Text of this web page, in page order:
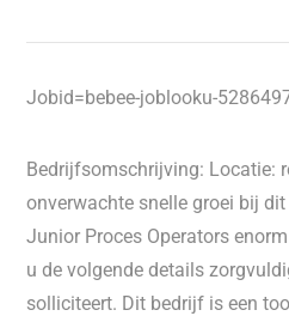
Jobid=bebee-joblooku-
Bedrijfsomschrijving: Locatie:
onverwachte snelle groei bij
Junior Proces Operators
u de volgende details
solliciteert. Dit bedrijf is een